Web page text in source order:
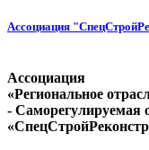
Ассоциация
Ассоциация
«Региональное
- Саморегулируемая